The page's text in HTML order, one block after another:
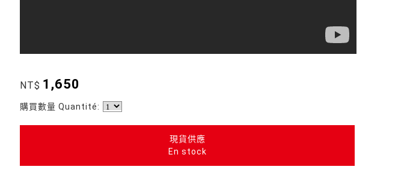
NT$ 1,650
購買數量 Quantité:
現貨供應
En stock